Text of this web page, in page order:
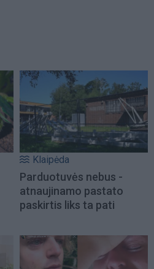
Klaipėda
Parduotuvės nebus -
atnaujinamo pastato
paskirtis liks ta pati